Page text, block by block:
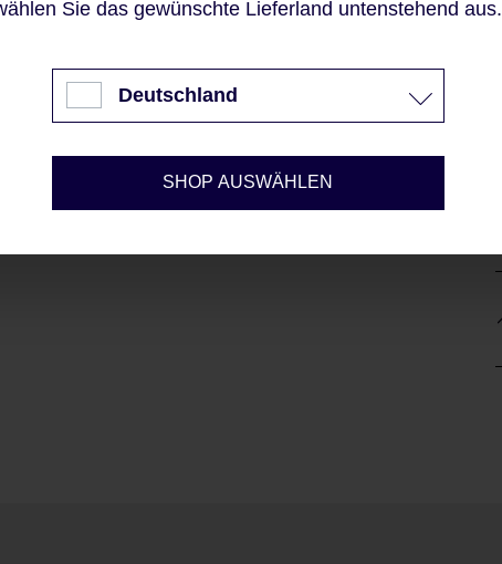
Sie das gewünschte Lieferland untenstehend aus.
Deutschland
SHOP AUSWÄHLEN
Konfigurieren